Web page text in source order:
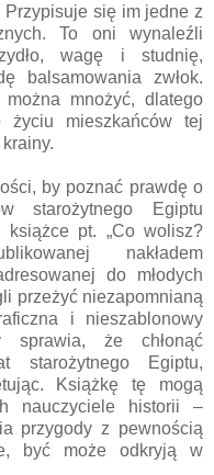
się im jedne z
To oni wynaleźli
wagę i studnię,
balsamowania zwłok.
mnożyć, dlatego
mieszkańców tej
by poznać prawdę o
starożytnego Egiptu
książce pt. „Co wolisz?
nakładem
do młodych
przeżyć niezapomnianą
i nieszablonowy
sprawia, że chłonąć
starożytnego Egiptu,
Książkę tę mogą
nauczyciele historii –
przygody z pewnością
być może odkryją w